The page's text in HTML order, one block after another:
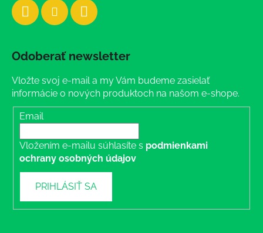
Odoberať newsletter
Vložte svoj e-mail a my Vám budeme zasielať
informácie o nových produktoch na našom e-shope.
Email
Vložením e-mailu súhlasíte s podmienkami
ochrany osobných údajov
PRIHLÁSIŤ SA